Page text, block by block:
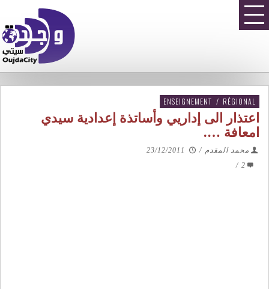
ENSEIGNEMENT / RÉGIONAL
اعتذار الى إداريي وأساتذة إعدادية سيدي
امعافة ….
محمد المقدم /
23/12/2011
2
/